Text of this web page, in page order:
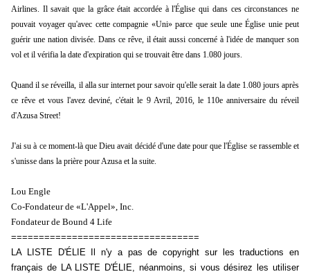
Airlines. Il savait que la grâce était accordée à l'Église qui dans ces circonstances ne
pouvait voyager qu'avec cette compagnie «Uni» parce que seule une Église unie peut
guérir une nation divisée. Dans ce rêve, il était aussi concerné à l'idée de manquer son
vol et il vérifia la date d'expiration qui se trouvait être dans 1.080 jours.
Quand il se réveilla, il alla sur internet pour savoir qu'elle serait la date 1.080 jours après
ce rêve et vous l'avez deviné, c'était le 9 Avril, 2016, le 110e anniversaire du réveil
d'Azusa Street!
J'ai su à ce moment-là que Dieu avait décidé d'une date pour que l'Église se rassemble et
s'unisse dans la prière pour Azusa et la suite.
Lou Engle
Co-Fondateur de «L'Appel», Inc.
Fondateur de Bound 4 Life
==================================
LA LISTE D'ÉLIE Il n'y a pas de copyright sur les traductions en
français de LA LISTE D'ÉLIE, néanmoins, si vous désirez les utiliser